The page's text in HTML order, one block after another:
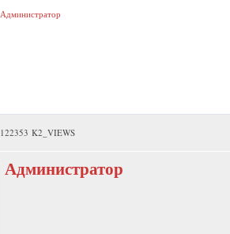
Администратор
122353 K2_VIEWS
Администратор